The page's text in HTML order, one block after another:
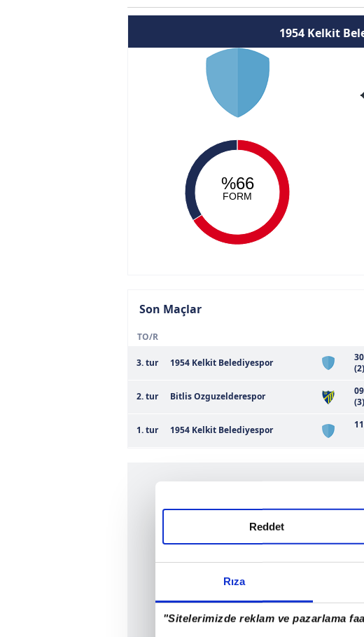
Rıza
"Sitelerimizde reklam ve pazarlama
Reddet
1954 Kelkit
%66
FORM
Son Maçlar
TO/R
3. tur 1954 Kelkit Belediyespor
2. tur Bitlis Ozguzelderespor
1. tur 1954 Kelkit Belediyespor